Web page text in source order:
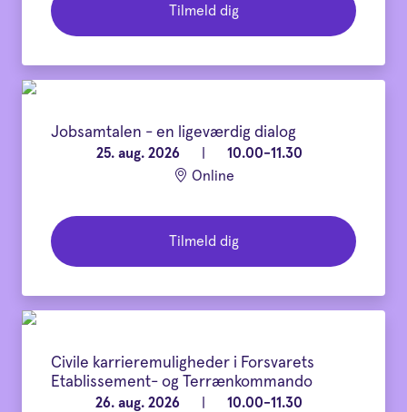
Tilmeld dig
Jobsamtalen - en ligeværdig dialog
25. aug. 2026
10.00-11.30
Online
Tilmeld dig
Civile karrieremuligheder i Forsvarets
Etablissement- og Terrænkommando
26. aug. 2026
10.00-11.30